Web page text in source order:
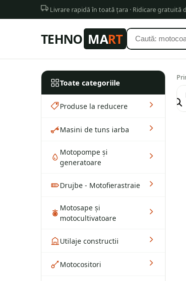
Livrare rapidă în toată țara · Ridicare gratuită
TEHNO MART
Toate categoriile
Produse la reducere
Masini de tuns iarba
Motopompe și
generatoare
Drujbe - Motofierastraie
Motosape și
motocultivatoare
Utilaje constructii
Motocositori